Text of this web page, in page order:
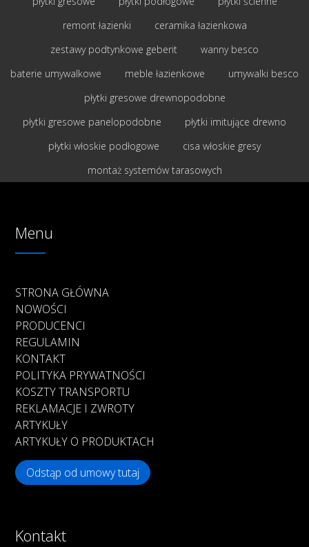
remont łazienki
ceramika łazienkowa
zestawy podtynkowe geberit
wanny besco
baterie umywalkowe
meble łazienkowe
umywalki besco
płytki gresowe drewnopodobne
płytki gresowe panelopodobne
płytki imitujące drewno
płytki włoskie podłogowe
cisa włoskie gresy
montaż systemów tarasowych
Menu
STRONA GŁÓWNA
NOWOŚCI
PRODUCENCI
REGULAMIN
KONTAKT
POLITYKA PRYWATNOŚCI
KOSZTY TRANSPORTU
REKLAMACJE I ZWROTY
ARTYKUŁY
ARTYKUŁY O PRODUKTACH
Odstąp od umowy tutaj
Kontakt